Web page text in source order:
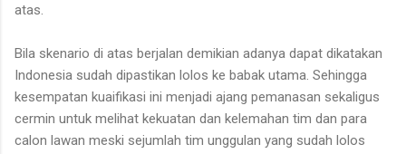
atas.
Bila skenario di atas berjalan demikian adanya dapat dikatakan
Indonesia sudah dipastikan lolos ke babak utama. Sehingga
kesempatan kuaifikasi ini menjadi ajang pemanasan sekaligus
cermin untuk melihat kekuatan dan kelemahan tim dan para
calon lawan meski sejumlah tim unggulan yang sudah lolos